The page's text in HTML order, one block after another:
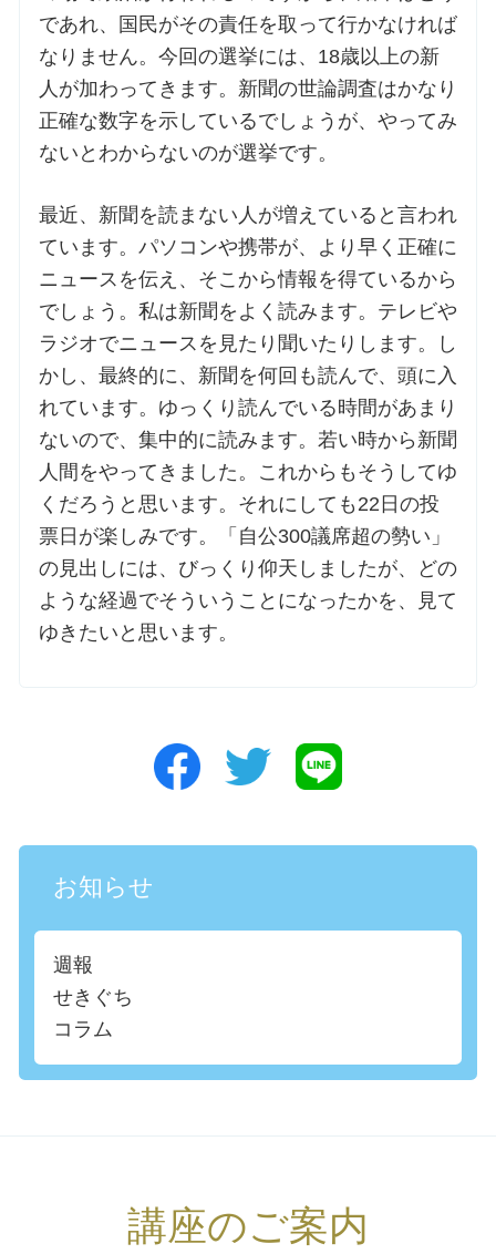
であれ、国民がその責任を取って行かなければ
なりません。今回の選挙には、18歳以上の新
人が加わってきます。新聞の世論調査はかなり
正確な数字を示しているでしょうが、やってみ
ないとわからないのが選挙です。
最近、新聞を読まない人が増えていると言われ
ています。パソコンや携帯が、より早く正確に
ニュースを伝え、そこから情報を得ているから
でしょう。私は新聞をよく読みます。テレビや
ラジオでニュースを見たり聞いたりします。し
かし、最終的に、新聞を何回も読んで、頭に入
れています。ゆっくり読んでいる時間があまり
ないので、集中的に読みます。若い時から新聞
人間をやってきました。これからもそうしてゆ
くだろうと思います。それにしても22日の投
票日が楽しみです。「自公300議席超の勢い」
の見出しには、びっくり仰天しましたが、どの
ような経過でそういうことになったかを、見て
ゆきたいと思います。
お知らせ
週報
せきぐち
コラム
講座のご案内